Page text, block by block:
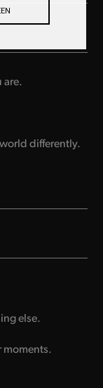
are.
differently.
else.
moments.